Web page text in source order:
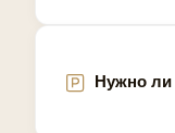
Нужно ли